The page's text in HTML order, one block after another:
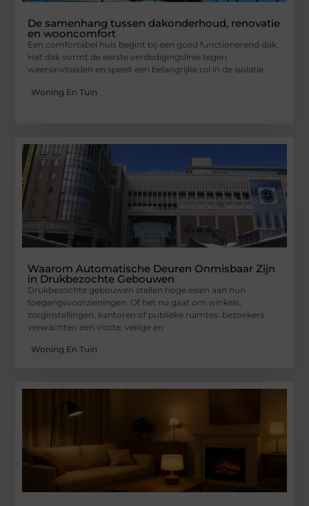
De samenhang tussen dakonderhoud, renovatie
en wooncomfort
Een comfortabel huis begint bij een goed functionerend dak.
Het dak vormt de eerste verdedigingslinie tegen
weersinvloeden en speelt een belangrijke rol in de isolatie
Woning En Tuin
Waarom Automatische Deuren Onmisbaar Zijn
in Drukbezochte Gebouwen
Drukbezochte gebouwen stellen hoge eisen aan hun
toegangsvoorzieningen. Of het nu gaat om winkels,
zorginstellingen, kantoren of publieke ruimtes: bezoekers
verwachten een vlotte, veilige en
Woning En Tuin